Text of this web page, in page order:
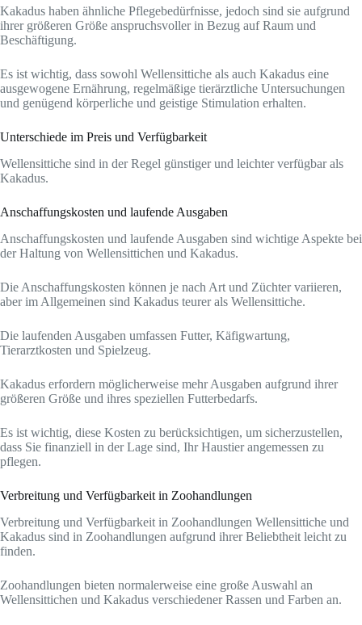
Kakadus haben ähnliche Pflegebedürfnisse, jedoch sind sie aufgrund
ihrer größeren Größe anspruchsvoller in Bezug auf Raum und
Beschäftigung.
Es ist wichtig, dass sowohl Wellensittiche als auch Kakadus eine
ausgewogene Ernährung, regelmäßige tierärztliche Untersuchungen
und genügend körperliche und geistige Stimulation erhalten.
Unterschiede im Preis und Verfügbarkeit
Wellensittiche sind in der Regel günstiger und leichter verfügbar als
Kakadus.
Anschaffungskosten und laufende Ausgaben
Anschaffungskosten und laufende Ausgaben sind wichtige Aspekte bei
der Haltung von Wellensittichen und Kakadus.
Die Anschaffungskosten können je nach Art und Züchter variieren,
aber im Allgemeinen sind Kakadus teurer als Wellensittiche.
Die laufenden Ausgaben umfassen Futter, Käfigwartung,
Tierarztkosten und Spielzeug.
Kakadus erfordern möglicherweise mehr Ausgaben aufgrund ihrer
größeren Größe und ihres speziellen Futterbedarfs.
Es ist wichtig, diese Kosten zu berücksichtigen, um sicherzustellen,
dass Sie finanziell in der Lage sind, Ihr Haustier angemessen zu
pflegen.
Verbreitung und Verfügbarkeit in Zoohandlungen
Verbreitung und Verfügbarkeit in Zoohandlungen Wellensittiche und
Kakadus sind in Zoohandlungen aufgrund ihrer Beliebtheit leicht zu
finden.
Zoohandlungen bieten normalerweise eine große Auswahl an
Wellensittichen und Kakadus verschiedener Rassen und Farben an.